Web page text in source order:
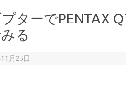
ターでPENTAX
る
月25日